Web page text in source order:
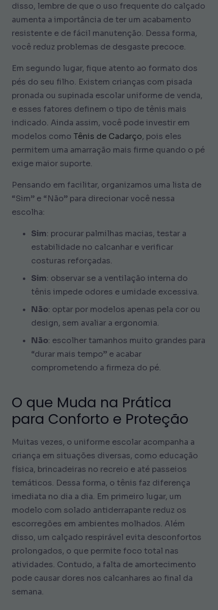
disso, lembre de que o uso frequente do calçado
aumenta a importância de ter um acabamento
resistente e de fácil manutenção. Dessa forma,
você reduz problemas de desgaste precoce.
Em segundo lugar, fique atento ao formato dos
pés do seu filho. Existem crianças com pisada
pronada ou supinada escolar uniforme de venda,
e esses fatores definem o tipo de tênis mais
indicado. Ainda assim, você pode investir em
modelos como Tênis de Cadarço, pois eles
permitem uma amarração mais firme quando o pé
exige maior suporte.
Pensando em facilitar, organizamos uma lista de
“Sim” e “Não” para direcionar você nessa
escolha:
Sim: procurar palmilhas macias, testar a
estabilidade no calcanhar e verificar
costuras reforçadas.
Sim: observar se a ventilação interna do
tênis impede odores e umidade excessiva.
Não: optar por modelos apenas pela cor ou
design, sem avaliar a ergonomia.
Não: escolher tamanhos muito grandes para
“durar mais tempo” e acabar
comprometendo a firmeza do pé.
O que Muda na Prática
para Conforto e Proteção
Muitas vezes, o uniforme escolar acompanha a
criança em situações diversas, como educação
física, brincadeiras no recreio e até passeios
temáticos. Dessa forma, o tênis faz diferença
imediata no dia a dia. Em primeiro lugar, um
modelo com solado antiderrapante reduz os
escorregões em ambientes molhados. Além
disso, um calçado respirável evita desconfortos
prolongados, o que permite foco total nas
atividades. Contudo, a falta de amortecimento
pode causar dores nos calcanhares ao final da
semana.